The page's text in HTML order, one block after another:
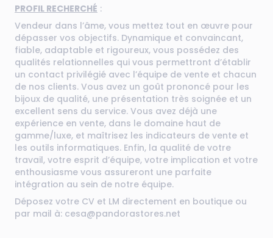
PROFIL RECHERCHÉ :
Vendeur dans l’âme, vous mettez tout en œuvre pour
dépasser vos objectifs. Dynamique et convaincant,
fiable, adaptable et rigoureux, vous possédez des
qualités relationnelles qui vous permettront d’établir
un contact privilégié avec l’équipe de vente et chacun
de nos clients. Vous avez un goût prononcé pour les
bijoux de qualité, une présentation très soignée et un
excellent sens du service. Vous avez déjà une
expérience en vente, dans le domaine haut de
gamme/luxe, et maîtrisez les indicateurs de vente et
les outils informatiques. Enfin, la qualité de votre
travail, votre esprit d’équipe, votre implication et votre
enthousiasme vous assureront une parfaite
intégration au sein de notre équipe.
Déposez votre CV et LM directement en boutique ou
par mail à: cesa@pandorastores.net